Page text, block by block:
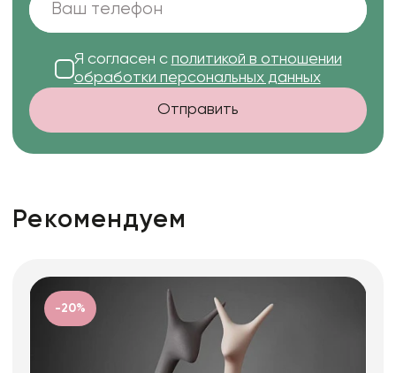
Я согласен с политикой в отношении
обработки персональных данных
Отправить
Рекомендуем
-20%